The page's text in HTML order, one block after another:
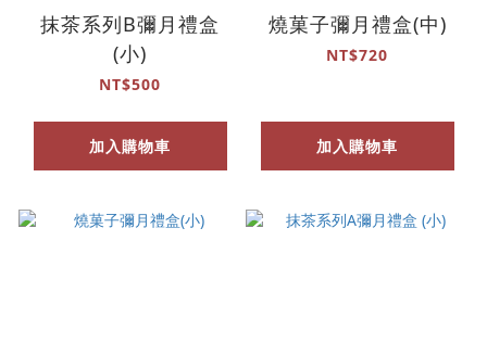
抹茶系列B彌月禮盒
(小)
NT$500
加入購物車
燒菓子彌月禮盒(中)
NT$720
加入購物車